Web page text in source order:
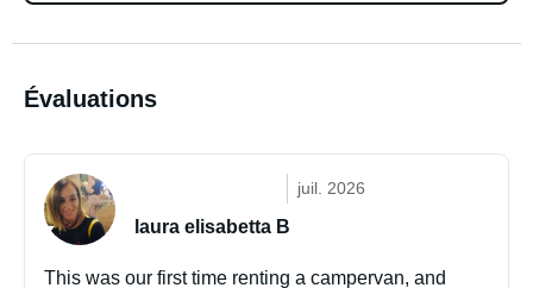
Évaluations
juil. 2026
laura elisabetta B
This was our first time renting a campervan, and